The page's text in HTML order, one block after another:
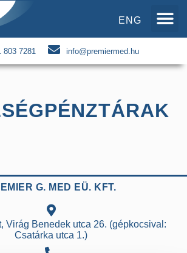
ENG
803 7281 info@premiermed.hu
G. MED EÜ. KFT.
Virág Benedek utca 26. (gépkocsival:
Csatárka utca 1.)